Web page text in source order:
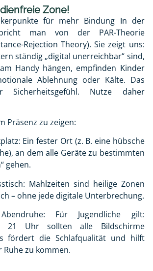
Zone!
für mehr Bindung In der
man von der PAR-Theorie
Rejection Theory). Sie zeigt uns:
ständig „digital unerreichbar“ sind,
Handy hängen, empfinden Kinder
Ablehnung oder Kälte. Das
Sicherheitsgefühl. Nutze daher
Präsenz zu zeigen:
Ein fester Ort (z. B. eine hübsche
an dem alle Geräte zu bestimmten
gehen.
Mahlzeiten sind heilige Zonen
– ohne jede digitale Unterbrechung.
Für Jugendliche gilt:
21 Uhr sollten alle Bildschirme
fördert die Schlafqualität und hilft
zu kommen.